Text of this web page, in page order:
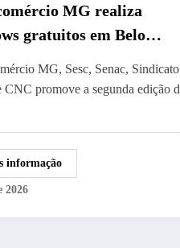
MG realiza
gratuitos em Belo
MG, Sesc, Senac, Sindicato
CNC promove a segunda edição d
informação
2026